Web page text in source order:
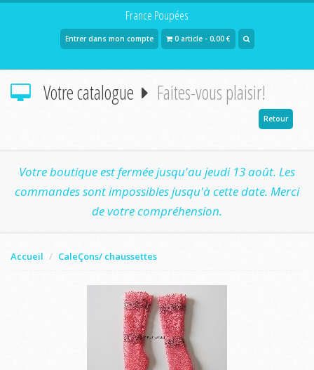
France Poupées
Entrer dans mon compte 0 article - 0,00 €
Votre catalogue Faites-vous plaisir!
Retour
Votre boutique est fermée jusqu'au jeudi 13 août. Les
commandes sont impossibles jusqu'à cette date. Merci
de votre compréhension.
Accueil CaleÇons/ chaussettes